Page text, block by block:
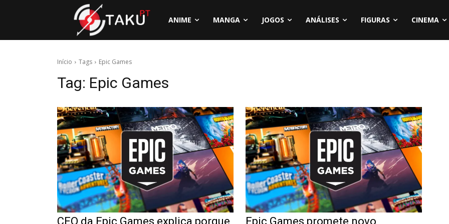
ANIME MANGA JOGOS ANÁLISES FIGURAS CINEMA
Início Tags Epic Games
Tag: Epic Games
CEO da Epic Games explica porque
Epic Games promete novo